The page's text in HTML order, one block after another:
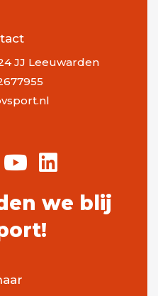
JJ Leeuwarden
we blij